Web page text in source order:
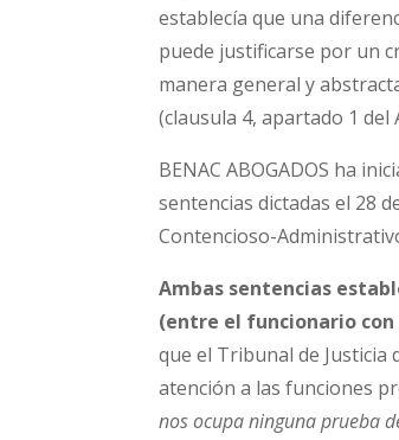
establecía que una
puede justificarse por un
manera general y
(clausula 4, apartado 1 del
BENAC ABOGADOS ha
sentencias dictadas el 28
Contencioso-
Ambas sentencias
(entre el funcionario
que el Tribunal de Justicia
atención a las funciones
nos ocupa ninguna prueba